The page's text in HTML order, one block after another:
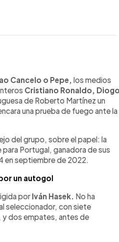
Cancelo o Pepe, los medios
Cristiano Ronaldo, Diogo
de Roberto Martínez un
una prueba de fuego ante la
del grupo, sobre el papel: la
Portugal, ganadora de sus
en septiembre de 2022.
un autogol
por Iván Hasek. No ha
seleccionador, con siete
, y dos empates, antes de